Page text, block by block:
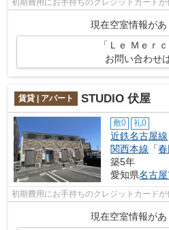
初期費用にお手持ちのクレジットカードが
現在空室情報があ
「Ｌｅ Ｍｅｒ
お問い合わせ
賃貸 | アパート STUDIO 伏屋
敷0 礼0
近鉄名古屋線
関西本線 「春
築5年
愛知県名古
初期費用にお手持ちのクレジットカードが
現在空室情報があ